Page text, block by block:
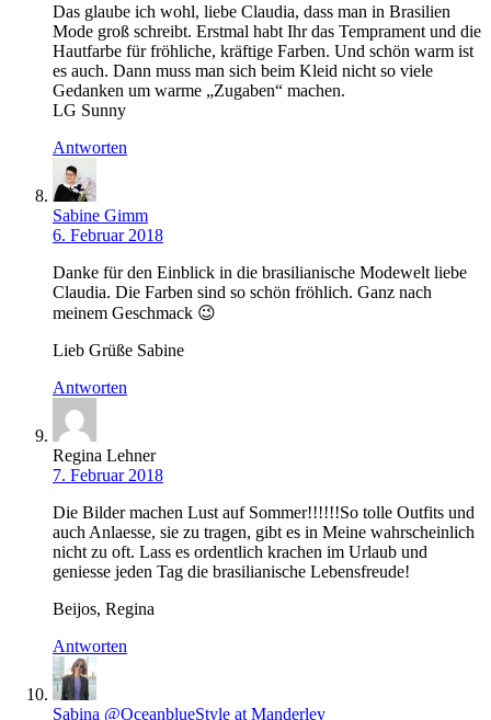
Das glaube ich wohl, liebe Claudia, dass man in Brasilien
Mode groß schreibt. Erstmal habt Ihr das Temprament und die
Hautfarbe für fröhliche, kräftige Farben. Und schön warm ist
es auch. Dann muss man sich beim Kleid nicht so viele
Gedanken um warme „Zugaben“ machen.
LG Sunny
Antworten
Sabine Gimm
6. Februar 2018
Danke für den Einblick in die brasilianische Modewelt liebe
Claudia. Die Farben sind so schön fröhlich. Ganz nach
meinem Geschmack 😉
Lieb Grüße Sabine
Antworten
Regina Lehner
7. Februar 2018
Die Bilder machen Lust auf Sommer!!!!!!So tolle Outfits und
auch Anlaesse, sie zu tragen, gibt es in Meine wahrscheinlich
nicht zu oft. Lass es ordentlich krachen im Urlaub und
geniesse jeden Tag die brasilianische Lebensfreude!
Beijos, Regina
Antworten
Sabina @OceanblueStyle at Manderley